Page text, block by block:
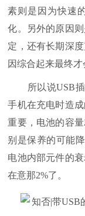
素则是因为快速
化。另外的原因
定，还有长期深
因综合起来最终
所以说USB插
手机在充电时造
重要，电池的容
别是保养的可能
电池内部元件的
在意那2%了。